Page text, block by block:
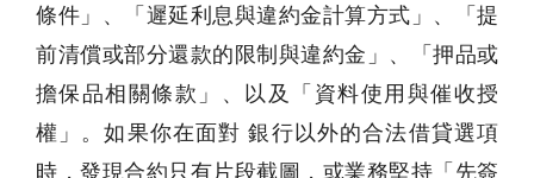
條件」、「遲延利息與違約金計算方式」、「提
前清償或部分還款的限制與違約金」、「押品或
擔保品相關條款」、以及「資料使用與催收授
權」。如果你在面對 銀行以外的合法借貸選項
時，發現合約只有片段截圖，或業務堅持「先簽